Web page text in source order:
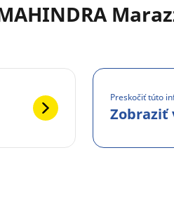
Preskočiť túto
Zobraziť